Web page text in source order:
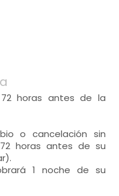
cm.)
baño. Incluye:
horas antes de la
o cancelación sin
horas antes de su
1 noche de su